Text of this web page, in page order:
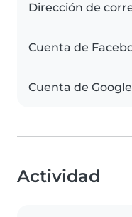
Dirección de
Cuenta de
Cuenta de Google
Actividad